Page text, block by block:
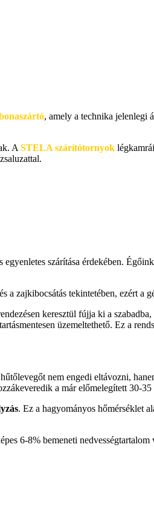
, amely a technika jelenlegi
A STELA szárítótornyok
szárítása érdekében.
zajkibocsátás tekintetében, ezért a
keresztül fújja ki a
üzemeltethető. Ez a
nem engedi eltávozni,
a már előmelegített 30-
. Ez a hagyományos hőmérséklet
6-8% bemeneti